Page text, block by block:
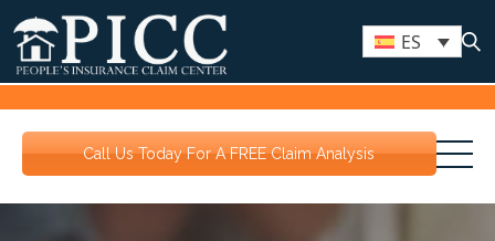
ES
Call Us Today For A FREE Claim Analysis